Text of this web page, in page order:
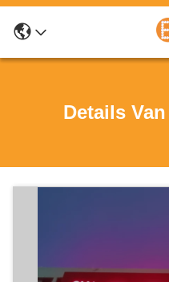
Details